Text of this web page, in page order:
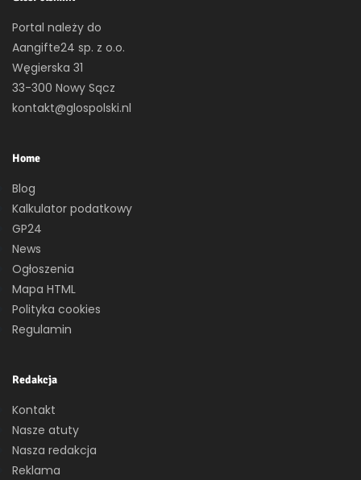
Portal należy do
Aangifte24 sp. z o.o.
Węgierska 31
33-300 Nowy Sącz
kontakt@glospolski.nl
Home
Blog
Kalkulator podatkowy
GP24
News
Ogłoszenia
Mapa HTML
Polityka cookies
Regulamin
Redakcja
Kontakt
Nasze atuty
Nasza redakcja
Reklama